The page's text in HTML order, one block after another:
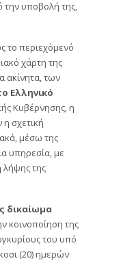
την υποβολή της,
το περιεχόμενό
χάρτη της
ακίνητα, των
Ελληνικό
Κυβέρνησης, η
η σχετική
μέσω της
υπηρεσία, με
λήψης της
δικαίωμα
κοινοποίηση της
του υπό
(20) ημερών